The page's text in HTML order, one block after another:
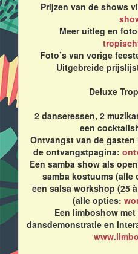
Prijzen van de shows
Meer uitleg en
Foto’s van vorige
Uitgebreide
Deluxe
2 danseressen, 2
een
Ontvangst van de
de ontvangstpagina:
Een samba show als
samba kostuums (alle
een salsa workshop (25
(alle opties:
Een limboshow
dansdemonstratie en